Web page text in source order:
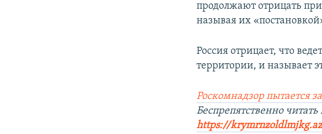
продолжают отрицать
называя их
Россия отрицает, что
территории, и называет
Роскомнадзор пытается
Беспрепятственно
https://